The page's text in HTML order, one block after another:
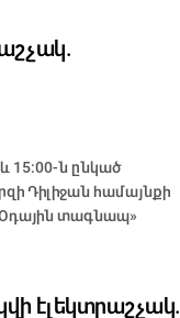
15:00-ն ընկած
Դիլիջան համայնքի
տագնապ»
էլեկտրաշչակ.